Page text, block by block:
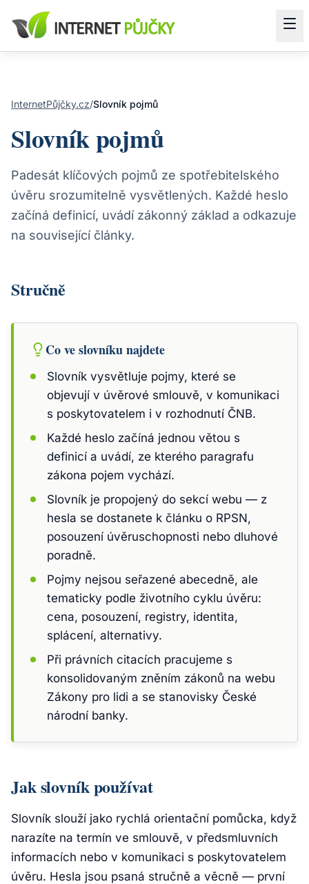
InternetPůjčky.cz/Slovník pojmů
Slovník pojmů
Padesát klíčových pojmů ze spotřebitelského
úvěru srozumitelně vysvětlených. Každé heslo
začíná definicí, uvádí zákonný základ a odkazuje
na související články.
Stručně
Co ve slovníku najdete
Slovník vysvětluje pojmy, které se
objevují v úvěrové smlouvě, v komunikaci
s poskytovatelem i v rozhodnutí ČNB.
Každé heslo začíná jednou větou s
definicí a uvádí, ze kterého paragrafu
zákona pojem vychází.
Slovník je propojený do sekcí webu — z
hesla se dostanete k článku o RPSN,
posouzení úvěruschopnosti nebo dluhové
poradně.
Pojmy nejsou seřazené abecedně, ale
tematicky podle životního cyklu úvěru:
cena, posouzení, registry, identita,
splácení, alternativy.
Při právních citacích pracujeme s
konsolidovaným zněním zákonů na webu
Zákony pro lidi a se stanovisky České
národní banky.
Jak slovník používat
Slovník slouží jako rychlá orientační pomůcka, když
narazíte na termín ve smlouvě, v předsmluvních
informacích nebo v komunikaci s poskytovatelem
úvěru. Hesla jsou psaná stručně a věcně — první